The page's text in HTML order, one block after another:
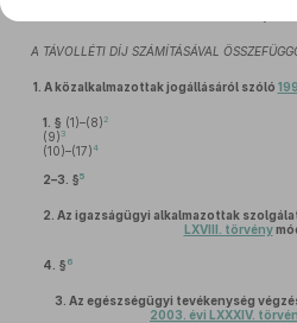
A TÁVOLLÉTI DÍJ SZÁMÍTÁSÁVAL
1. A közalkalmazottak jogállásáról szóló
1. § (1)–(8) 2
(9) 3
(10)–(17)4
2–3. §5
2. Az igazságügyi alkalmazottak
LXVIII. törvény
4. § 6
3. Az egészségügyi tevékenység
2003. évi LXXXIV.